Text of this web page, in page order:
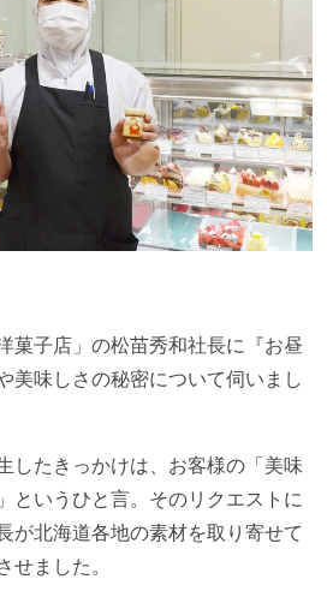
菓子店」の松苗秀和社長に『お昼
美味しさの秘密について伺いまし
したきっかけは、お客様の「美味
というひと言。そのリクエストに
が北海道各地の素材を取り寄せて
ました。